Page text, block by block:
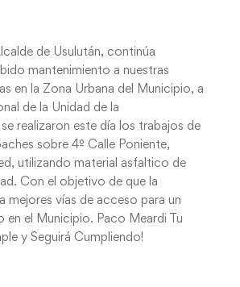
de Usulután, continúa
mantenimiento a nuestras
en la Zona Urbana del Municipio, a
de la Unidad de la
realizaron este día los trabajos de
sobre 4º Calle Poniente,
utilizando material asfaltico de
Con el objetivo de que la
mejores vías de acceso para un
en el Municipio. Paco Meardi Tu
y Seguirá Cumpliendo!